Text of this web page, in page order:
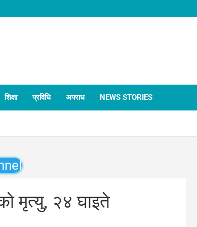
शिक्षा प्रविधि अपराध NEWS STORIES
मृत्यु, २४ घाइते